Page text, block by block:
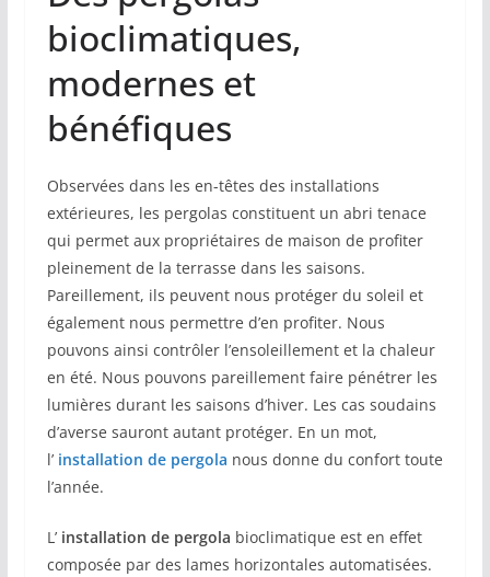
bioclimatiques,
modernes et
bénéfiques
Observées dans les en-têtes des installations
extérieures, les pergolas constituent un abri tenace
qui permet aux propriétaires de maison de profiter
pleinement de la terrasse dans les saisons.
Pareillement, ils peuvent nous protéger du soleil et
également nous permettre d’en profiter. Nous
pouvons ainsi contrôler l’ensoleillement et la chaleur
en été. Nous pouvons pareillement faire pénétrer les
lumières durant les saisons d’hiver. Les cas soudains
d’averse sauront autant protéger. En un mot,
l’ installation de pergola nous donne du confort toute
l’année.
L’ installation de pergola bioclimatique est en effet
composée par des lames horizontales automatisées.